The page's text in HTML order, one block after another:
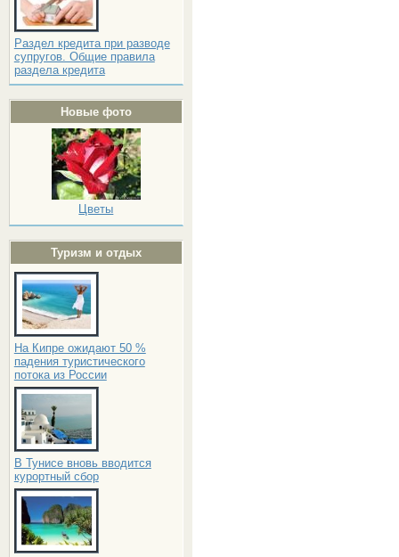
Раздел кредита при разводе
супругов. Общие правила
раздела кредита
Новые фото
Цветы
Туризм и отдых
На Кипре ожидают 50 %
падения туристического
потока из России
В Тунисе вновь вводится
курортный сбор